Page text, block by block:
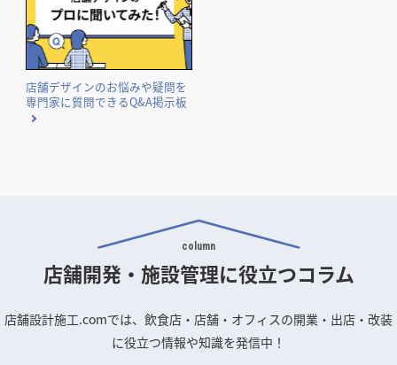
店舗デザインのお悩みや疑問を
専門家に質問できるQ&A掲示板
column
店舗開発・施設管理に役立つコラム
店舗設計施工.comでは、飲食店・店舗・オフィスの開業・出店・改装
に役立つ情報や知識を発信中！